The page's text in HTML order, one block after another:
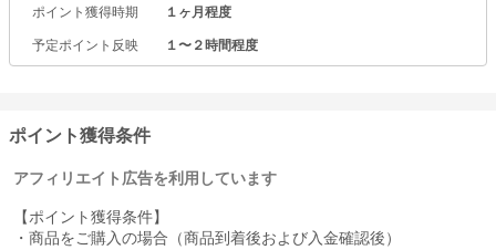
ご注文に特別なソフトやアプリは不要でパソコン・スマートフォン
からご利用いただけます。
追加注文では、基本料金が無料となります。
ポイント獲得時期 １ヶ月程度
予定ポイント反映 １〜２時間程度
ポイント獲得条件
アフィリエイト広告を利用しています
【ポイント獲得条件】
・商品をご購入の場合（商品到着後および入金確認後）